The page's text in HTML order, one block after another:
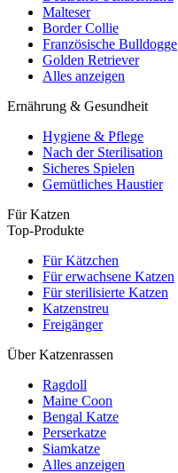
Malteser
Border Collie
Französische Bulldogge
Golden Retriever
Alles anzeigen
Ernährung & Gesundheit
Hygiene & Pflege
Nach der Sterilisation
Sicheres Spielen
Gemütliches Haustier
Für Katzen
Top-Produkte
Für Kätzchen
Für erwachsene Katzen
Für sterilisierte Katzen
Katzenstreu
Freigänger
Über Katzenrassen
Ragdoll
Maine Coon
Bengal Katze
Perserkatze
Siamkatze
Alles anzeigen